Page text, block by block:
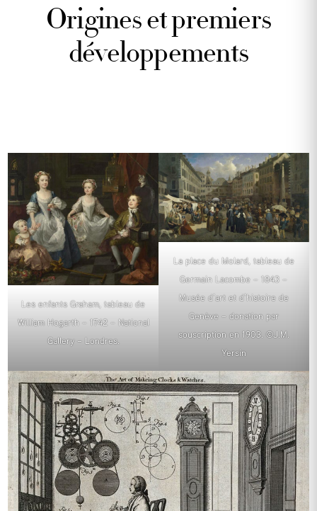
Origines et premiers
développements
Les enfants Graham, tableau de
William Hogarth – 1742 – National
Gallery – Londres.
La place du Molard, tableau de
Germain Lacombe – 1843 –
Musée d’art et d’histoire de
Genève – donation par
souscription en 1903. ©J.M.
Yersin